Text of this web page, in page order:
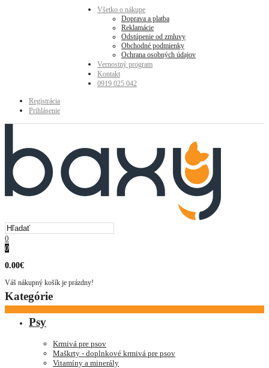
Všetko o nákupe
Doprava a platba
Reklamácie
Odstúpenie od zmluvy
Obchodné podmienky
Ochrana osobných údajov
Vernostný program
Kontakt
0919 025 042
Registrácia
Prihlásenie
0
0
0.00€
Váš nákupný košík je prázdny!
Kategórie
Psy
Krmivá pre psov
Maškrty - doplnkové krmivá pre psov
Vitamíny a minerály